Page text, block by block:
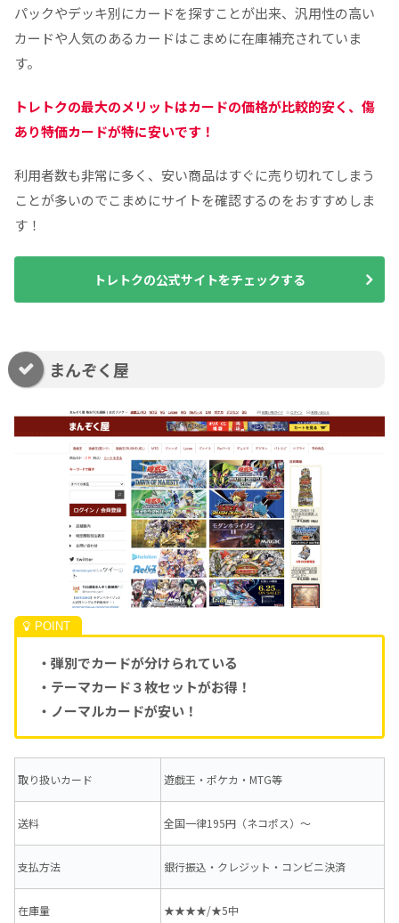
パックやデッキ別にカードを探すことが出来、汎用性の高い
カードや人気のあるカードはこまめに在庫補充されていま
す。
トレトクの最大のメリットはカードの価格が比較的安く、傷
あり特価カードが特に安いです！
利用者数も非常に多く、安い商品はすぐに売り切れてしまう
ことが多いのでこまめにサイトを確認するのをおすすめしま
す！
トレトクの公式サイトをチェックする
まんぞく屋
・弾別でカードが分けられている
・テーマカード３枚セットがお得！
・ノーマルカードが安い！
取り扱いカード 遊戯王・ポケカ・MTG等
送料 全国一律195円（ネコポス）～
支払方法 銀行振込・クレジット・コンビニ決済
在庫量 ★★★★/★5中